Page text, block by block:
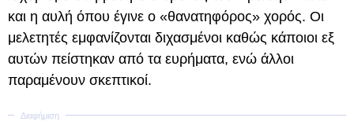
και η αυλή όπου έγινε ο «θανατηφόρος» χορός. Οι
μελετητές εμφανίζονται διχασμένοι καθώς κάποιοι εξ
αυτών πείστηκαν από τα ευρήματα, ενώ άλλοι
παραμένουν σκεπτικοί.